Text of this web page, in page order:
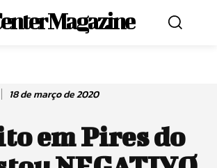
Magazine
18 de março de 2020
em Pires do